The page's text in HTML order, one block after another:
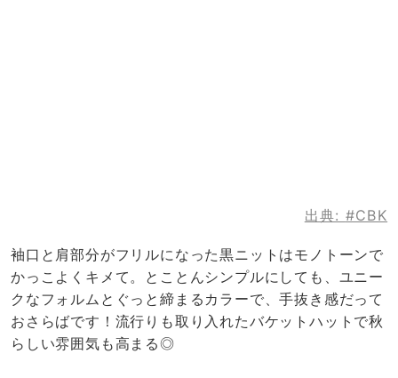
出典: #CBK
袖口と肩部分がフリルになった黒ニットはモノトーンで
かっこよくキメて。とことんシンプルにしても、ユニー
クなフォルムとぐっと締まるカラーで、手抜き感だって
おさらばです！流行りも取り入れたバケットハットで秋
らしい雰囲気も高まる◎